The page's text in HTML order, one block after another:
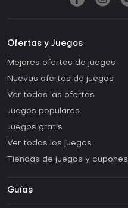
Ofertas y Juegos
Mejores ofertas de juegos
Nuevas ofertas de juegos
Ver todas las ofertas
Juegos populares
Juegos gratis
Ver todos los juegos
Tiendas de juegos y cupones
Guías